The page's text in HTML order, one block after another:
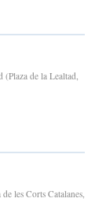
de la Lealtad,
les Corts Catalanes,